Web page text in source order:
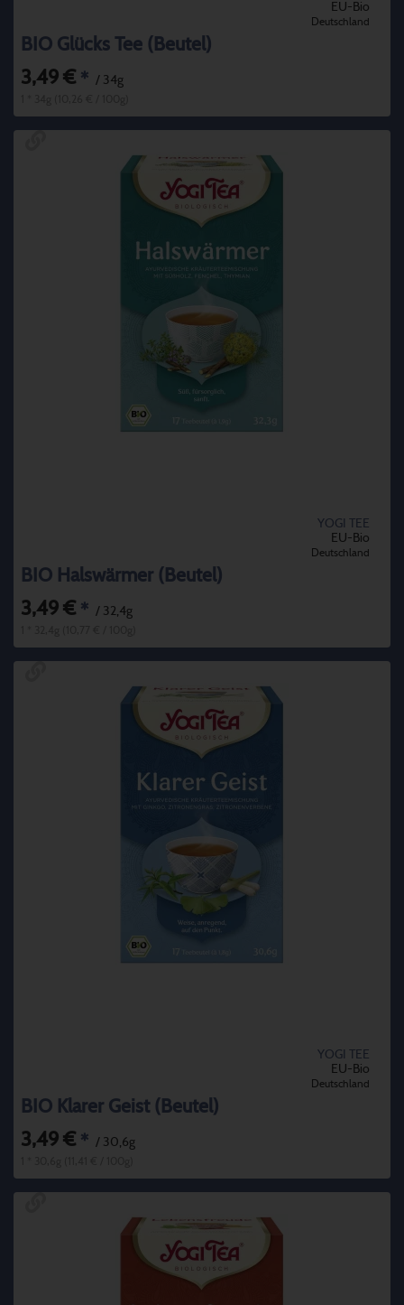
EU-Bio
Deutschland
BIO Glücks Tee (Beutel)
3,49 € * / 34g
YOGI TEE
EU-Bio
Deutschland
BIO Halswärmer (Beutel)
3,49 € * / 32,4g
YOGI TEE
EU-Bio
Deutschland
BIO Klarer Geist (Beutel)
3,49 € * / 30,6g